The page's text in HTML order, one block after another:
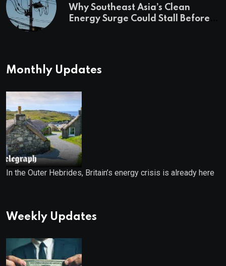
Why Southeast Asia’s Clean
Energy Surge Could Stall Before It
Monthly Updates
In the Outer Hebrides, Britain’s energy crisis is already here
Weekly Updates